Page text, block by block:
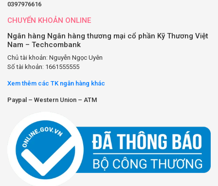
0397976616
CHUYỂN KHOẢN ONLINE
Ngân hàng Ngân hàng thương mại cổ phần Kỹ Thương Việt
Nam – Techcombank
Chủ tài khoản: Nguyễn Ngọc Uyên
Số tài khoản: 1661555555
Xem thêm các TK ngân hàng khác
Paypal – Western Union – ATM